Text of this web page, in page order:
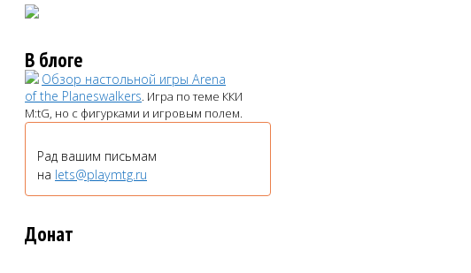
В блоге
Обзор настольной игры Arena
of the Planeswalkers. Игра по теме ККИ
M:tG, но с фигурками и игровым полем.
Рад вашим письмам
на lets@playmtg.ru
Донат